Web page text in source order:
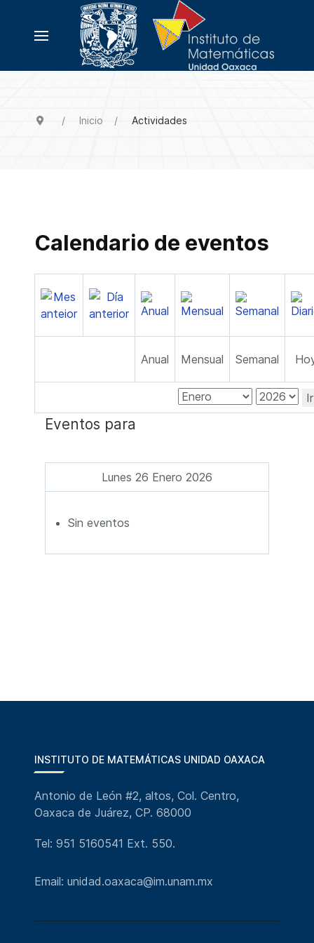
Inicio Actividades
Calendario de eventos
Anual Mensual Semanal
Eventos para
Lunes 26 Enero 2026
Sin eventos
INSTITUTO DE MATEMÁTICAS UNIDAD OAXACA
Antonio de León #2, altos, Col. Centro,
Oaxaca de Juárez, CP. 68000
Tel: 951 5160541 Ext. 550.
Email: unidad.oaxaca@im.unam.mx